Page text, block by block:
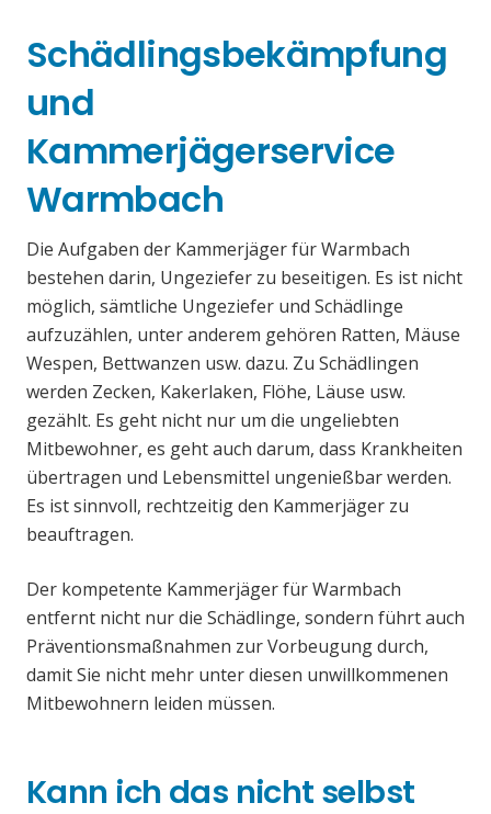
Schädlingsbekämpfung
und
Kammerjägerservice
Warmbach
Die Aufgaben der Kammerjäger für Warmbach
bestehen darin, Ungeziefer zu beseitigen. Es ist nicht
möglich, sämtliche Ungeziefer und Schädlinge
aufzuzählen, unter anderem gehören Ratten, Mäuse
Wespen, Bettwanzen usw. dazu. Zu Schädlingen
werden Zecken, Kakerlaken, Flöhe, Läuse usw.
gezählt. Es geht nicht nur um die ungeliebten
Mitbewohner, es geht auch darum, dass Krankheiten
übertragen und Lebensmittel ungenießbar werden.
Es ist sinnvoll, rechtzeitig den Kammerjäger zu
beauftragen.
Der kompetente Kammerjäger für Warmbach
entfernt nicht nur die Schädlinge, sondern führt auch
Präventionsmaßnahmen zur Vorbeugung durch,
damit Sie nicht mehr unter diesen unwillkommenen
Mitbewohnern leiden müssen.
Kann ich das nicht selbst